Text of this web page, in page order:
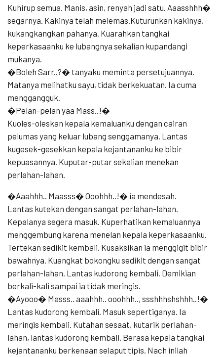
Kuhirup semua. Manis, asin, renyah jadi satu. Aaasshhh�
segarnya. Kakinya telah melemas.Kuturunkan kakinya,
kukangkangkan pahanya. Kuarahkan tangkai
keperkasaanku ke lubangnya sekalian kupandangi
mukanya.
�Boleh Sarr..?� tanyaku meminta persetujuannya.
Matanya melihatku sayu, tidak berkekuatan. Ia cuma
menggangguk.
�Pelan-pelan yaa Mass..!�
Kuoles-oleskan kepala kemaluanku dengan cairan
pelumas yang keluar lubang senggamanya. Lantas
kugesek-gesekkan kepala kejantananku ke bibir
kepuasannya. Kuputar-putar sekalian menekan
perlahan-lahan.
�Aaahhh.. Maasss� Ooohhh..!� ia mendesah.
Lantas kutekan dengan sangat perlahan-lahan.
Kepalanya segera masuk. Kuperhatikan kemaluannya
menggembung karena menelan kepala keperkasaanku.
Tertekan sedikit kembali. Kusaksikan ia menggigit bibir
bawahnya. Kuangkat bokongku sedikit dengan sangat
perlahan-lahan. Lantas kudorong kembali. Demikian
berkali-kali sampai ia tidak meringis.
�Ayooo� Masss.. aaahhh.. ooohhh.., ssshhhshshhh..!�
Lantas kudorong kembali. Masuk sepertiganya. Ia
meringis kembali. Kutahan sesaat, kutarik perlahan-
lahan, lantas kudorong kembali. Berasa kepala tangkai
kejantananku berkenaan selaput tipis. Nach inilah